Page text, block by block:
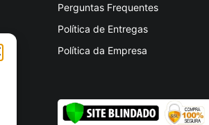
Perguntas Frequentes
Política de Entregas
Política da Empresa